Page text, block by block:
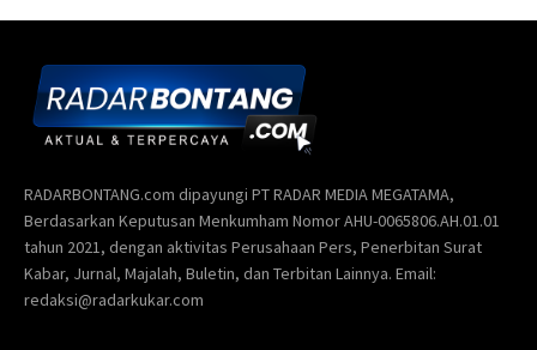
RADARBONTANG.com dipayungi PT RADAR MEDIA MEGATAMA,
Berdasarkan Keputusan Menkumham Nomor AHU-0065806.AH.01.01
tahun 2021, dengan aktivitas Perusahaan Pers, Penerbitan Surat
Kabar, Jurnal, Majalah, Buletin, dan Terbitan Lainnya. Email:
redaksi@radarkukar.com